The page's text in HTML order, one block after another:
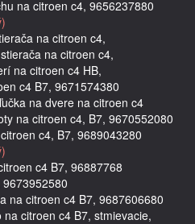
na citroen c4, 9656237880
na citroen c4,
na citroen c4,
na citroen c4 HB,
c4 B7, 9671574380
na dvere na citroen c4
na citroen c4, B7, 9670552080
c4, B7, 9689043280
c4 B7, 96887768
na citroen c4 B7, 9687606680
citroen c4 B7, stmievacie,